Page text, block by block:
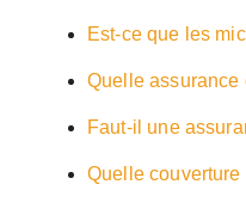
Est-ce que les
Quelle
Faut-il une
Quelle